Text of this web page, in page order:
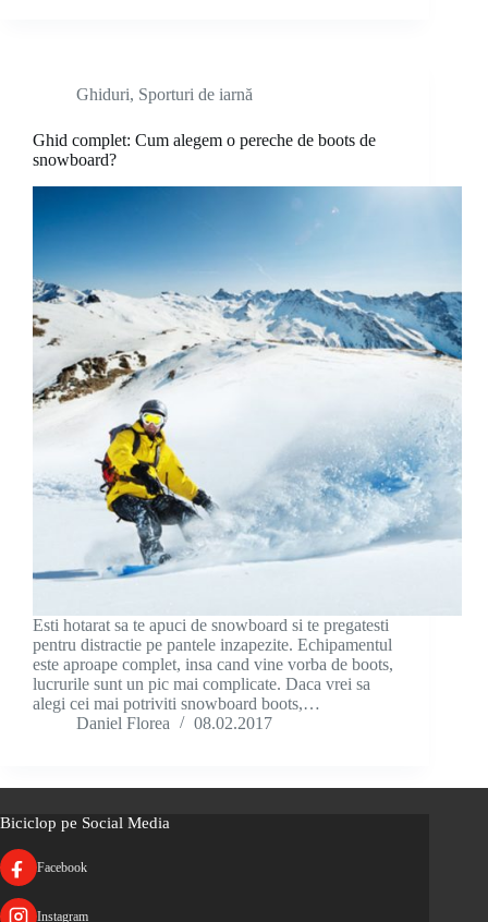
Ghiduri, Sporturi de iarnă
Ghid complet: Cum alegem o pereche de boots de
snowboard?
Esti hotarat sa te apuci de snowboard si te pregatesti
pentru distractie pe pantele inzapezite. Echipamentul
este aproape complet, insa cand vine vorba de boots,
lucrurile sunt un pic mai complicate. Daca vrei sa
alegi cei mai potriviti snowboard boots,…
Daniel Florea
08.02.2017
Biciclop pe Social Media
Facebook
Instagram